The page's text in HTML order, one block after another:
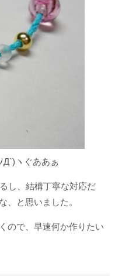
Д`)ヽぐああぁ
し、結構丁寧な対応だ
、と思いました。
ので、早速何か作りたい